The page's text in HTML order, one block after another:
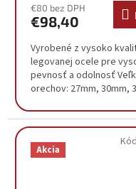
€80 bez DPH
€98,40
Vyrobené z vysoko
legovanej ocele pre
pevnosť a odolnosť
orechov: 27mm, 30mm,
Akcia